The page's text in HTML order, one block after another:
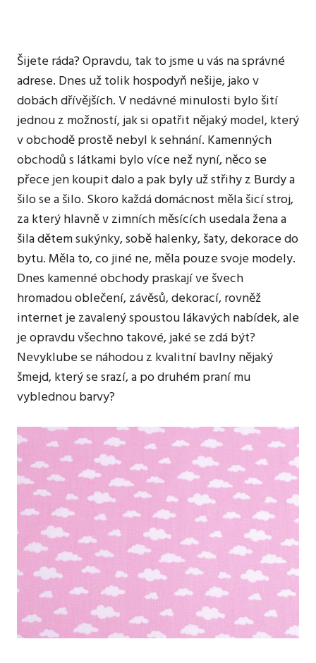
každý
web
je
takový.
Jako
ten
náš.
Šijete ráda? Opravdu, tak to jsme u vás na správné
adrese. Dnes už tolik hospodyň nešije, jako v
dobách dřívějších. V nedávné minulosti bylo šití
jednou z možností, jak si opatřit nějaký model, který
v obchodě prostě nebyl k sehnání. Kamenných
obchodů s látkami bylo více než nyní, něco se
přece jen koupit dalo a pak byly už střihy z Burdy a
šilo se a šilo. Skoro každá domácnost měla šicí stroj,
za který hlavně v zimních měsících usedala žena a
šila dětem sukýnky, sobě halenky, šaty, dekorace do
bytu. Měla to, co jiné ne, měla pouze svoje modely.
Dnes kamenné obchody praskají ve švech
hromadou oblečení, závěsů, dekorací, rovněž
internet je zavalený spoustou lákavých nabídek, ale
je opravdu všechno takové, jaké se zdá být?
Nevyklube se náhodou z kvalitní bavlny nějaký
šmejd, který se srazí, a po druhém praní mu
vyblednou barvy?